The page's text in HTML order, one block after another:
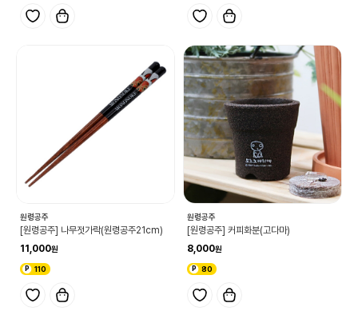
원령공주
[원령공주] 나무젓가락(원령공주21cm)
11,000
110
원령공주
[원령공주] 커피화분(고다마)
8,000
80